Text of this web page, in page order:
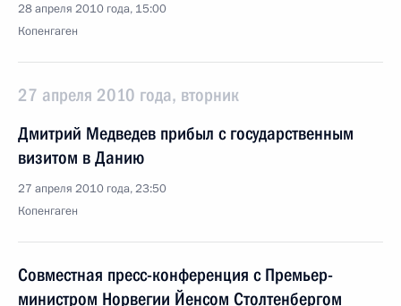
28 апреля 2010 года, 15:00
Копенгаген
27 апреля 2010 года, вторник
Дмитрий Медведев прибыл с государственным
визитом в Данию
27 апреля 2010 года, 23:50
Копенгаген
Совместная пресс-конференция с Премьер-
министром Норвегии Йенсом Столтенбергом